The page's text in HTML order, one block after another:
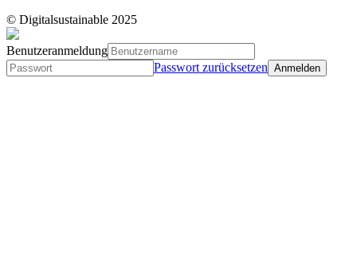
© Digitalsustainable 2025
Benutzeranmeldung
Passwort zurücksetzen